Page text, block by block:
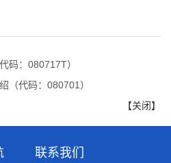
码：080717T）
（代码：080701）
【关闭】
联系我们